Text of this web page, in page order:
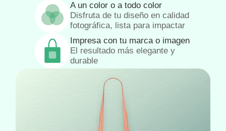
A un color o a todo color
Disfruta de tu diseño en calidad
fotográfica, lista para impactar
Impresa con tu marca o imagen
El resultado más elegante y
durable